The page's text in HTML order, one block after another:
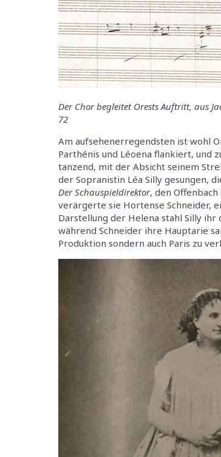
Der Chor begleitet Orests Auftritt, aus
72
Am aufsehenerregendsten ist wohl
Parthénis und Léoena flankiert, und
tanzend, mit der Absicht seinem
der Sopranistin Léa Silly gesungen,
Der Schauspieldirektor, den
verärgerte sie Hortense Schneider,
Darstellung der Helena stahl Silly ihr
während Schneider ihre Hauptarie
Produktion sondern auch Paris zu